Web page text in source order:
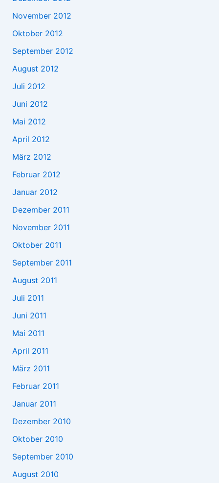
November 2012
Oktober 2012
September 2012
August 2012
Juli 2012
Juni 2012
Mai 2012
April 2012
März 2012
Februar 2012
Januar 2012
Dezember 2011
November 2011
Oktober 2011
September 2011
August 2011
Juli 2011
Juni 2011
Mai 2011
April 2011
März 2011
Februar 2011
Januar 2011
Dezember 2010
Oktober 2010
September 2010
August 2010